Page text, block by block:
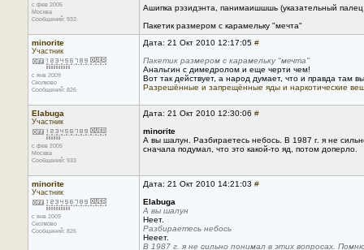
с фев 2005
Москва
Сообщений: 933
Ашипка рэзидэнта, панимаишшшь (указательный палец
Пакетик размером с карамельку "мечта"
minorite
Участник
с янв 2009
Сколково
Сообщений: 826
Дата: 21 Окт 2010 12:17:05 #
Пакетик размером с карамельку "мечта"
Анальгин с димедролом и еще черти чем!
Вот так действует, а народ думает, что и правда там
Разрешённые и запрещённые яды и наркотические
Elabuga
Участник
с фев 2005
Москва
Сообщений: 933
Дата: 21 Окт 2010 12:30:06 #
minorite
А вы шалун. Разбираетесь небось. В 1987 г. я не
сначала подумал, что это какой-то яд, потом доперло.
minorite
Участник
с янв 2009
Сколково
Сообщений: 826
Дата: 21 Окт 2010 14:21:03 #
Elabuga
А вы шалун
Неет.
Разбираетесь небось
Нееет.
В 1987 г. я не сильно понимал в этих вопросах.